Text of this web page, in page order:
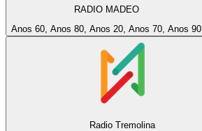
RADIO MADEO
Anos 60, Anos 80, Anos 20, Anos 70, Anos 90
Radio Tremolina